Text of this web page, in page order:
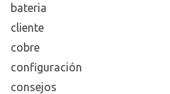
bateria
cliente
cobre
configuración
consejos